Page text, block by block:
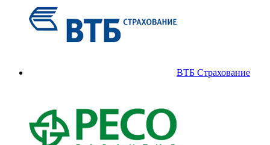
ВТБ Страхование